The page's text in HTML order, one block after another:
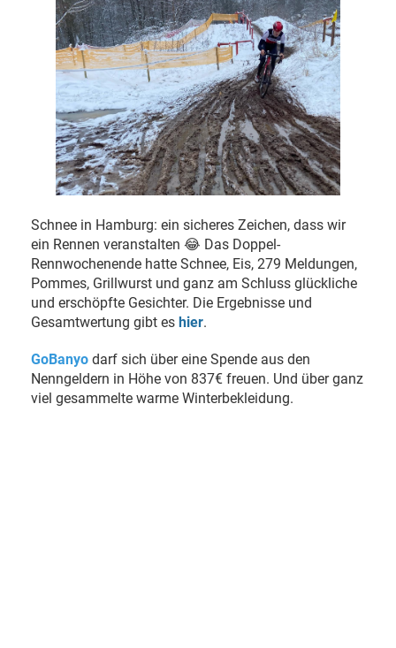
Schnee in Hamburg: ein sicheres Zeichen, dass wir
ein Rennen veranstalten 😂 Das Doppel-
Rennwochenende hatte Schnee, Eis, 279 Meldungen,
Pommes, Grillwurst und ganz am Schluss glückliche
und erschöpfte Gesichter. Die Ergebnisse und
Gesamtwertung gibt es hier.
GoBanyo darf sich über eine Spende aus den
Nenngeldern in Höhe von 837€ freuen. Und über ganz
viel gesammelte warme Winterbekleidung.